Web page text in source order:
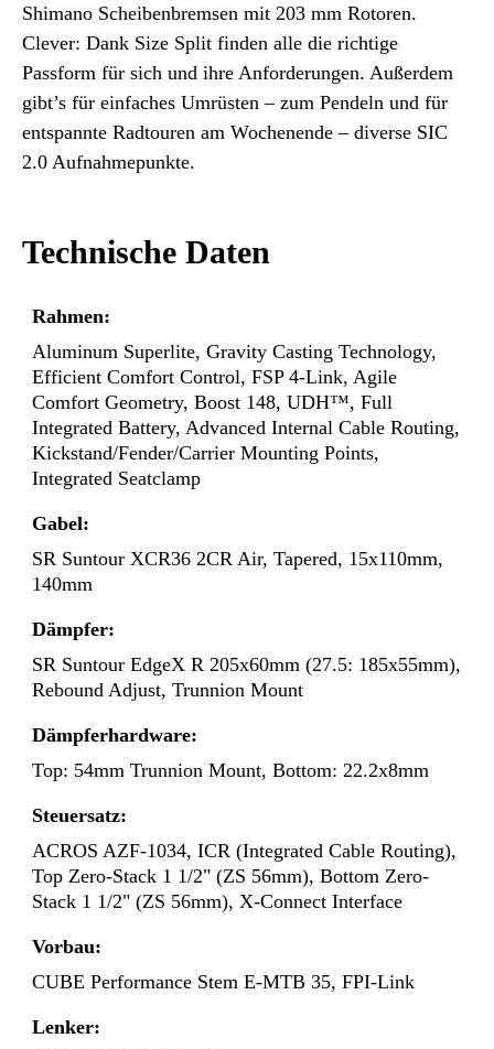
Shimano Scheibenbremsen mit 203 mm Rotoren.
Clever: Dank Size Split finden alle die richtige
Passform für sich und ihre Anforderungen. Außerdem
gibt’s für einfaches Umrüsten – zum Pendeln und für
entspannte Radtouren am Wochenende – diverse SIC
2.0 Aufnahmepunkte.
Technische Daten
Rahmen:
Aluminum Superlite, Gravity Casting Technology,
Efficient Comfort Control, FSP 4-Link, Agile
Comfort Geometry, Boost 148, UDH™, Full
Integrated Battery, Advanced Internal Cable Routing,
Kickstand/Fender/Carrier Mounting Points,
Integrated Seatclamp
Gabel:
SR Suntour XCR36 2CR Air, Tapered, 15x110mm,
140mm
Dämpfer:
SR Suntour EdgeX R 205x60mm (27.5: 185x55mm),
Rebound Adjust, Trunnion Mount
Dämpferhardware:
Top: 54mm Trunnion Mount, Bottom: 22.2x8mm
Steuersatz:
ACROS AZF-1034, ICR (Integrated Cable Routing),
Top Zero-Stack 1 1/2" (ZS 56mm), Bottom Zero-
Stack 1 1/2" (ZS 56mm), X-Connect Interface
Vorbau:
CUBE Performance Stem E-MTB 35, FPI-Link
Lenker: